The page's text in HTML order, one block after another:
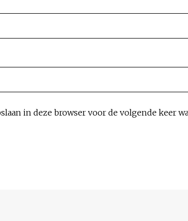
in deze browser voor de volgende keer